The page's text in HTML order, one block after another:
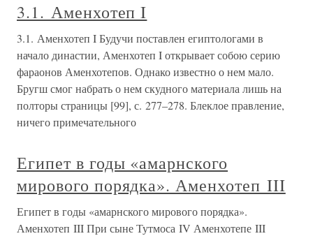
3.1. Аменхотеп I
3.1. Аменхотеп I Будучи поставлен египтологами в
начало династии, Аменхотеп I открывает собою серию
фараонов Аменхотепов. Однако известно о нем мало.
Бругш смог набрать о нем скудного материала лишь на
полторы страницы [99], с. 277–278. Блеклое правление,
ничего примечательного
Египет в годы «амарнского
мирового порядка». Аменхотеп III
Египет в годы «амарнского мирового порядка».
Аменхотеп III При сыне Тутмоса IV Аменхотепе III